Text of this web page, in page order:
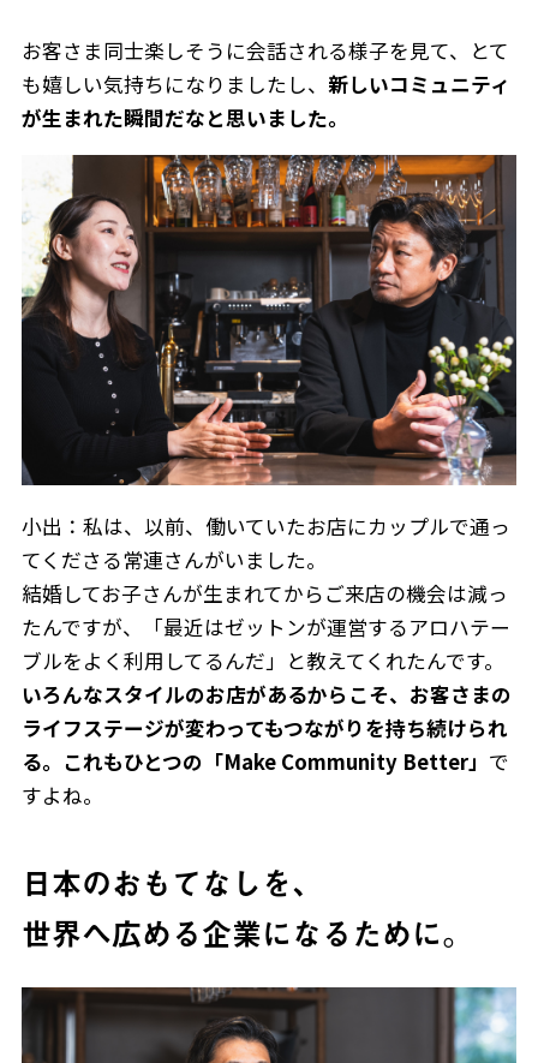
企業情報
IR情報
サステナビリティ
グループ企業
採用情報
Play fashion!
お客さま同士楽しそうに会話される様子を見て、とて
も嬉しい気持ちになりましたし、 新しいコミュニティ
が生まれた瞬間だなと思いました。
小出：私は、以前、働いていたお店にカップルで通っ
てくださる常連さんがいました。
結婚してお子さんが生まれてからご来店の機会は減っ
たんですが、「最近はゼットンが運営するアロハテー
ブルをよく利用してるんだ」と教えてくれたんです。
いろんなスタイルのお店があるからこそ、お客さまの
ライフステージが変わってもつながりを持ち続けられ
る。これもひとつの「Make Community Better」 で
すよね。
日本のおもてなしを、
世界へ広める企業になるために。